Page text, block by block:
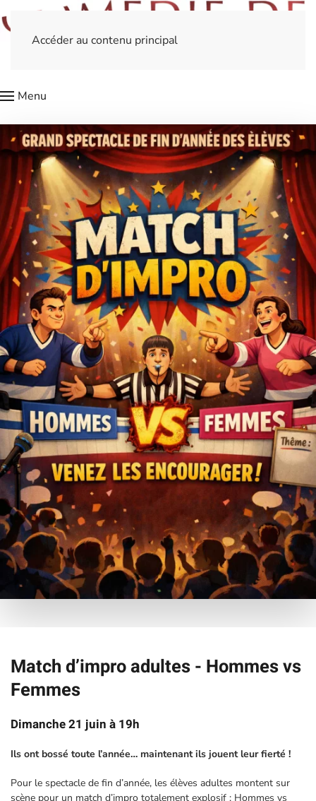
Accéder au contenu principal
Menu
Match d’impro adultes - Hommes vs
Femmes
Dimanche 21 juin à 19h
Ils ont bossé toute l’année… maintenant ils jouent leur fierté !
Pour le spectacle de fin d’année, les élèves adultes montent sur
scène pour un match d’impro totalement explosif : Hommes vs